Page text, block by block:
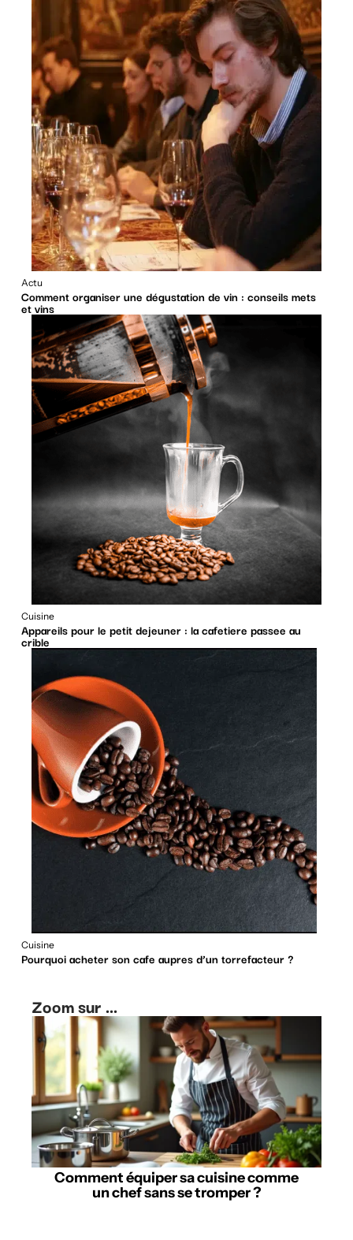
Actu
Comment organiser une dégustation de vin : conseils mets
et vins
Cuisine
Appareils pour le petit dejeuner : la cafetiere passee au
crible
Cuisine
Pourquoi acheter son cafe aupres d’un torrefacteur ?
Zoom sur ...
Comment équiper sa cuisine comme
un chef sans se tromper ?